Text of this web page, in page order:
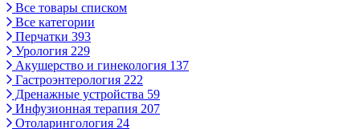
Все товары списком
Все категории
Перчатки 393
Урология 229
Акушерство и гинекология 137
Гастроэнтерология 222
Дренажные устройства 59
Инфузионная терапия 207
Отоларингология 24